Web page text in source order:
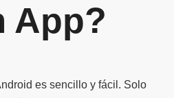
App?
es sencillo y fácil. Solo